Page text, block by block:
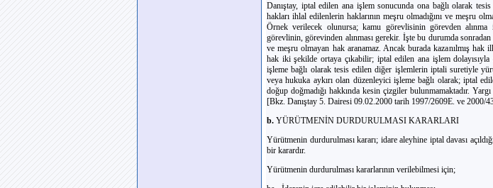
Danıştay, iptal edilen ana işlem sonucunda ona bağlı olarak
hakları ihlal edilenlerin haklarının meşru olmadığını ve meşru
Örnek verilecek olunursa; kamu görevlisinin görevden
görevlinin, görevinden alınması gerekir. İşte bu durumda
ve meşru olmayan hak aranamaz. Ancak burada kazanılmış hak
hak iki şekilde ortaya çıkabilir; iptal edilen ana işlem
işleme bağlı olarak tesis edilen diğer işlemlerin iptali suretiyle
veya hukuka aykırı olan düzenleyici işleme bağlı olarak; iptal
doğup doğmadığı hakkında kesin çizgiler bulunmamaktadır.
[Bkz. Danıştay 5. Dairesi 09.02.2000 tarih 1997/2609E. ve 2000/
b. YÜRÜTMENİN DURDURULMASI KARARLARI
Yürütmenin durdurulması kararı; idare aleyhine iptal davası
bir karardır.
Yürütmenin durdurulması kararlarının verilebilmesi için;